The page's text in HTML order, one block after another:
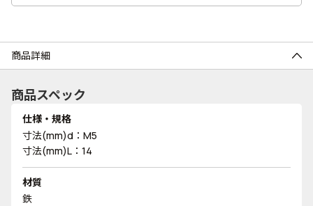
商品詳細
商品スペック
仕様・規格
寸法(mm)d：M5
寸法(mm)L：14
材質
鉄